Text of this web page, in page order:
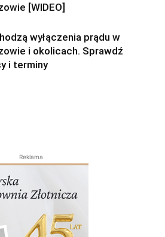
[WIDEO]
wyłączenia prądu w
i okolicach. Sprawdź
i terminy
Reklama